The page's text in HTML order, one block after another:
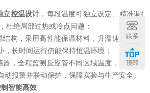
立控温设计 ，每段温度可独立设定、精准调控
，杜绝局部过热或冷点问题；
结构，采用高性能保温材料，升温速率快、能
，长时间运行仍能保持恒温环境；
器，全程监测反应管不同区域温度，数据实时
动报警并联动保护，保障实验与生产安全。
智能高效
联系
顶部